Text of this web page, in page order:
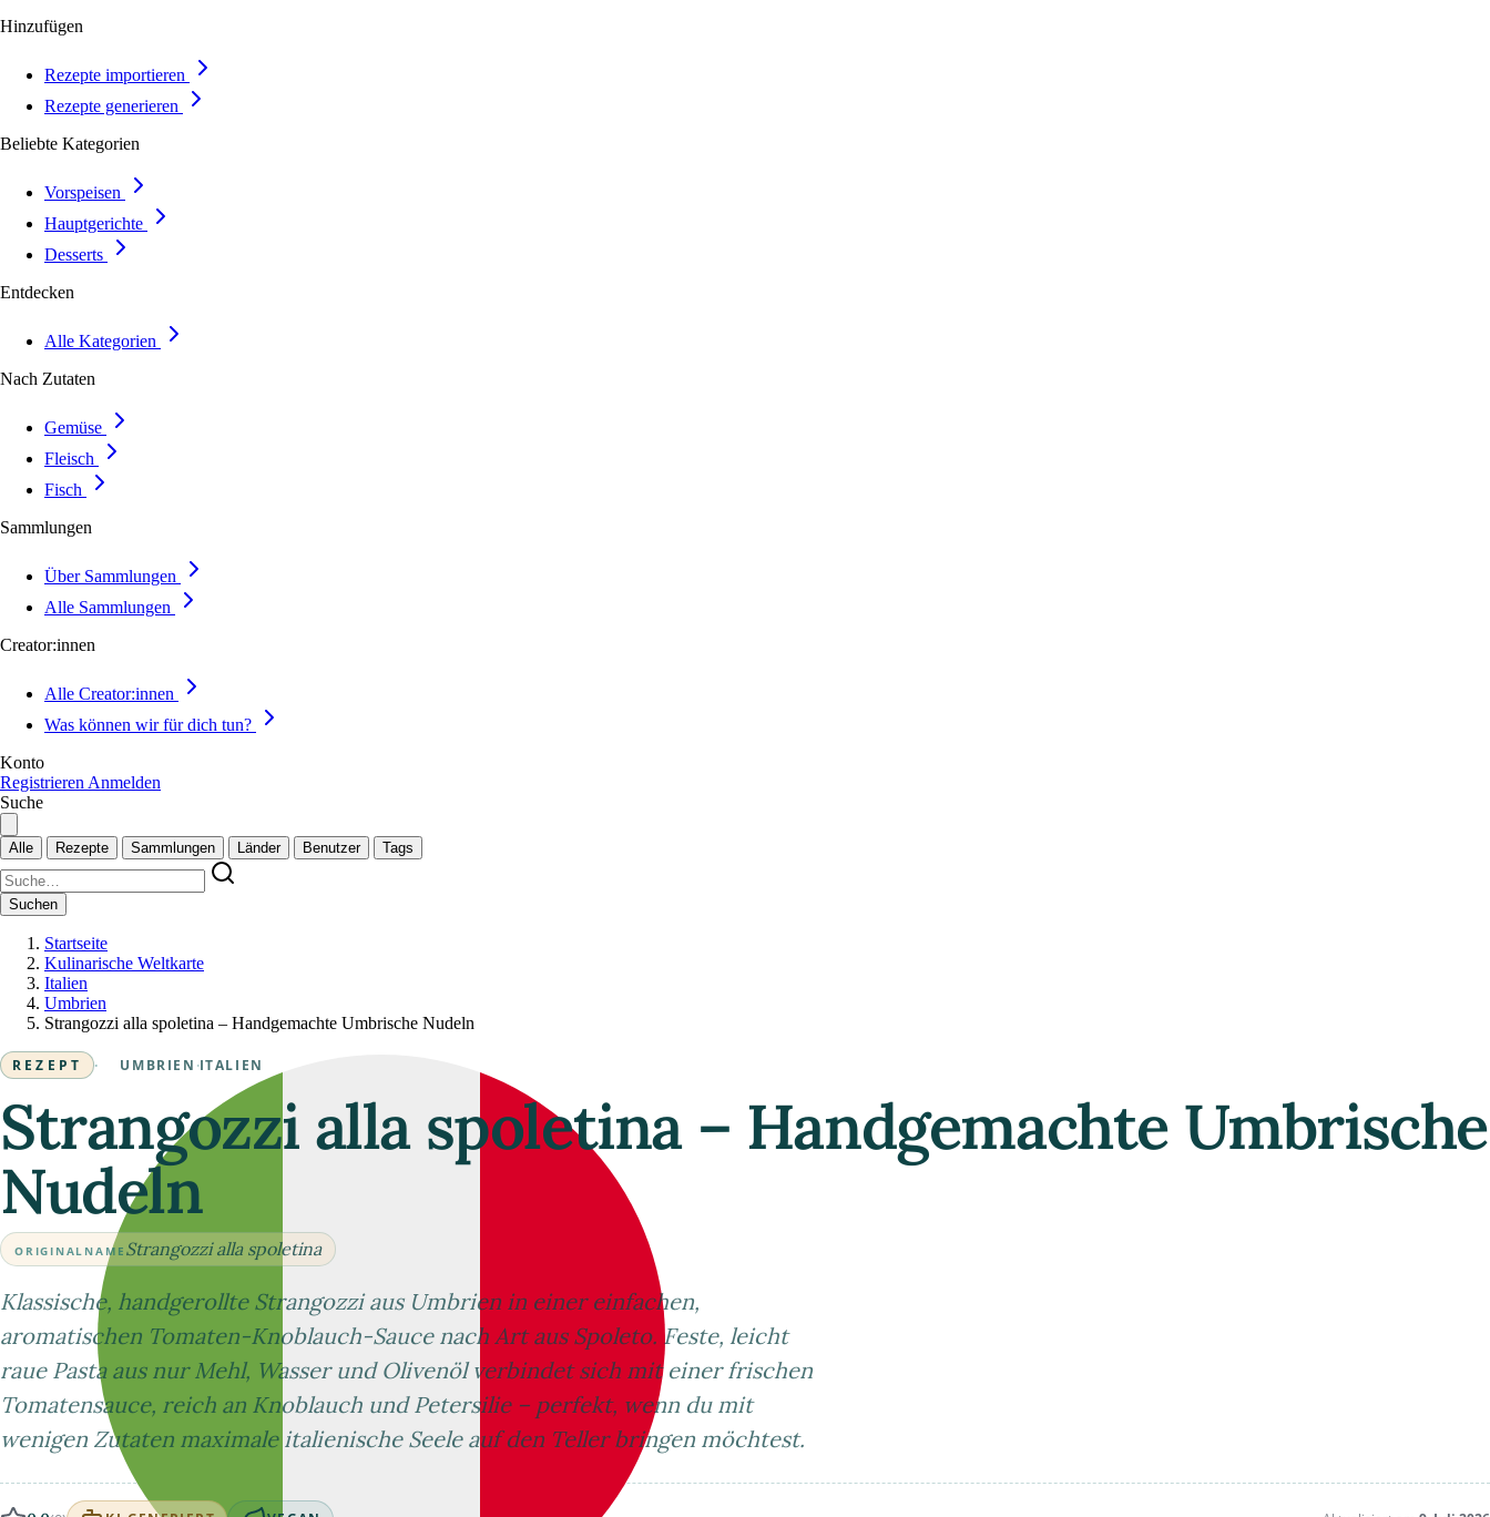
Hinzufügen
Rezepte importieren
Rezepte generieren
Beliebte Kategorien
Vorspeisen
Hauptgerichte
Desserts
Entdecken
Alle Kategorien
Nach Zutaten
Gemüse
Fleisch
Fisch
Sammlungen
Über Sammlungen
Alle Sammlungen
Creator:innen
Alle Creator:innen
Was können wir für dich tun?
Konto
Registrieren Anmelden
Suche
Alle Rezepte Sammlungen Länder Benutzer Tags
Suchen
Startseite
Kulinarische Weltkarte
Italien
Umbrien
Strangozzi alla spoletina – Handgemachte Umbrische Nudeln
REZEPT · UMBRIEN ·ITALIEN
Strangozzi alla spoletina – Handgemachte Umbrische
Nudeln
ORIGINALNAME Strangozzi alla spoletina
Klassische, handgerollte Strangozzi aus Umbrien in einer einfachen,
aromatischen Tomaten-Knoblauch-Sauce nach Art aus Spoleto. Feste, leicht
raue Pasta aus nur Mehl, Wasser und Olivenöl verbindet sich mit einer frischen
Tomatensauce, reich an Knoblauch und Petersilie – perfekt, wenn du mit
wenigen Zutaten maximale italienische Seele auf den Teller bringen möchtest.